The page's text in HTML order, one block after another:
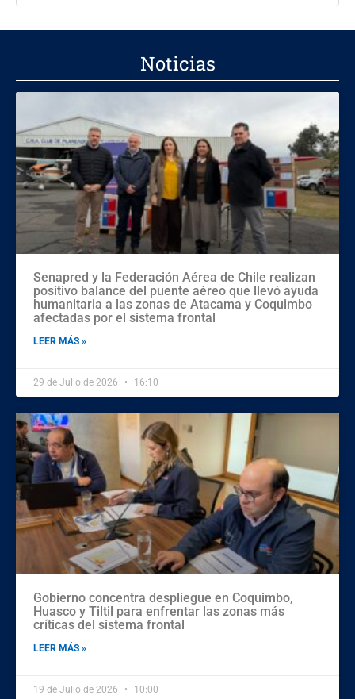
Noticias
Senapred y la Federación Aérea de Chile realizan
positivo balance del puente aéreo que llevó ayuda
humanitaria a las zonas de Atacama y Coquimbo
afectadas por el sistema frontal
LEER MÁS »
29 de Julio de 2026 16:10
Gobierno concentra despliegue en Coquimbo,
Huasco y Tiltil para enfrentar las zonas más
críticas del sistema frontal
LEER MÁS »
19 de Julio de 2026 10:00